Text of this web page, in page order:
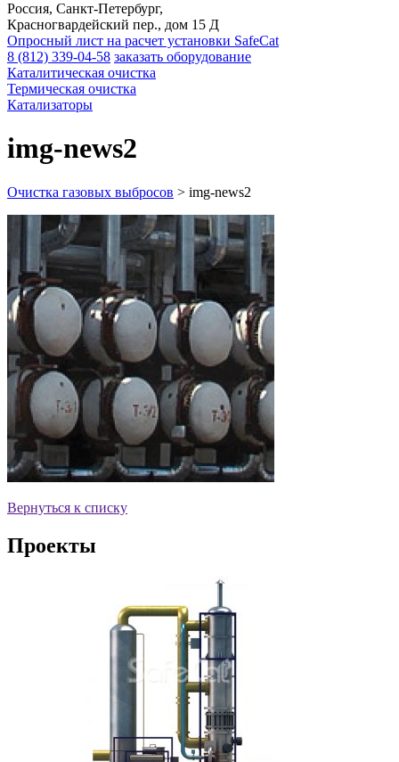
Россия, Санкт-Петербург,
Красногвардейский пер., дом 15 Д
Опросный лист на расчет установки SafeCat
8 (812) 339-04-58 заказать оборудование
Каталитическая очистка
Термическая очистка
Катализаторы
img-news2
Очистка газовых выбросов > img-news2
Вернуться к списку
Проекты